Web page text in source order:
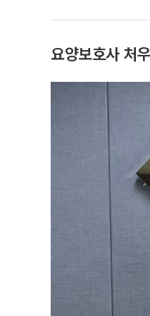
요양보호사 처